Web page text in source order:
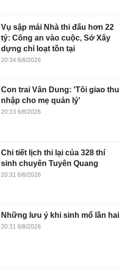
Vụ sập mái Nhà thi đấu hơn 22
tỷ: Công an vào cuộc, Sở Xây
dựng chỉ loạt tồn tại
20:34 6/8/2026
Con trai Vân Dung: 'Tôi giao thu
nhập cho mẹ quản lý'
20:33 6/8/2026
Chi tiết lịch thi lại của 328 thí
sinh chuyên Tuyên Quang
20:31 6/8/2026
Những lưu ý khi sinh mổ lần hai
20:31 6/8/2026